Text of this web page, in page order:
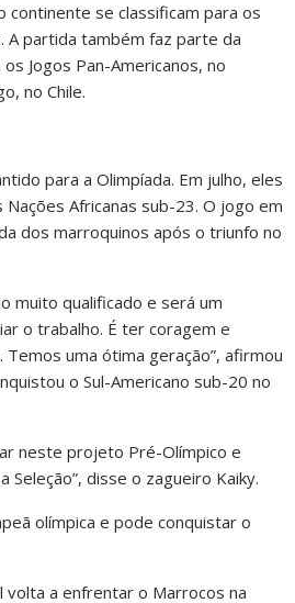
continente se classificam para os
A partida também faz parte da
Jogos Pan-Americanos, no
no Chile.
para a Olimpíada. Em julho, eles
Nações Africanas sub-23. O jogo em
dos marroquinos após o triunfo no
muito qualificado e será um
o trabalho. É ter coragem e
uma ótima geração”, afirmou
o Sul-Americano sub-20 no
neste projeto Pré-Olímpico e
Seleção”, disse o zagueiro Kaiky.
olímpica e pode conquistar o
volta a enfrentar o Marrocos na